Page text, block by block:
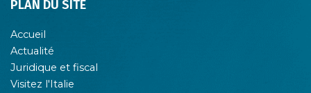
PLAN DU SITE
Accueil
Actualité
Juridique et fiscal
Visitez l'Italie